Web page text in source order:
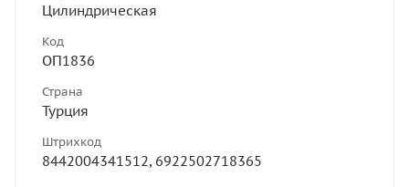
Цилиндрическая
Код
ОП1836
Страна
Турция
Штрихкод
8442004341512, 6922502718365